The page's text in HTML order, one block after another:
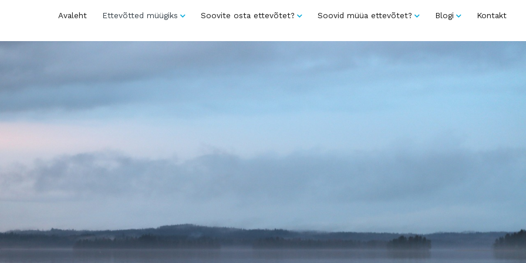
Avaleht Ettevõtted müügiks Soovite osta ettevõtet? Soovid müüa ettevõtet? Blogi Kontakt